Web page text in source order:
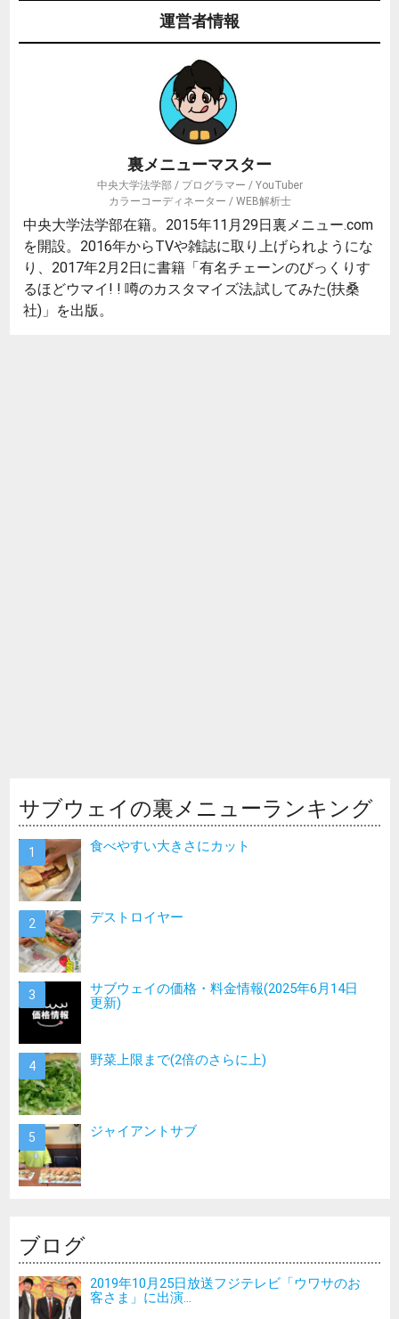
運営者情報
裏メニューマスター
中央大学法学部 / プログラマー / YouTuber
カラーコーディネーター / WEB解析士
中央大学法学部在籍。2015年11月29日裏メニュー.com
を開設。2016年からTVや雑誌に取り上げられようにな
り、2017年2月2日に書籍「有名チェーンのびっくりす
るほどウマイ! ! 噂のカスタマイズ法,試してみた(扶桑
社)」を出版。
サブウェイの裏メニューランキング
食べやすい大きさにカット
デストロイヤー
サブウェイの価格・料金情報(2025年6月14日
更新)
野菜上限まで(2倍のさらに上)
ジャイアントサブ
ブログ
2019年10月25日放送フジテレビ「ウワサのお
客さま」に出演...